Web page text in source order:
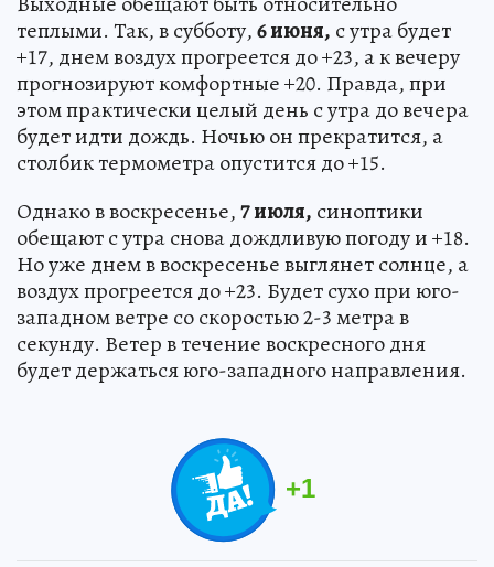
теплыми. Так, в субботу,6 июня, с утра будет
+17, днем воздух прогреется до +23, а к вечеру
прогнозируют комфортные +20. Правда, при
этом практически целый день с утра до вечера
будет идти дождь. Ночью он прекратится, а
столбик термометра опустится до +15.
Однако в воскресенье,7 июля, синоптики
обещают с утра снова дождливую погоду и +18.
Но уже днем в воскресенье выглянет солнце, а
воздух прогреется до +23. Будет сухо при юго-
западном ветре со скоростью 2-3 метра в
секунду. Ветер в течение воскресного дня
будет держаться юго-западного направления.
+1